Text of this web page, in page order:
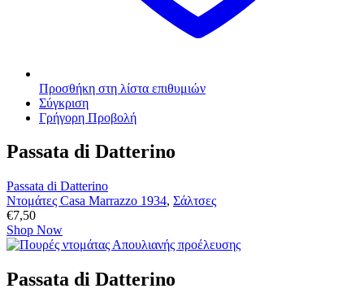
Προσθήκη στη λίστα επιθυμιών
Σύγκριση
Γρήγορη Προβολή
Passata di Datterino
Passata di Datterino
Ντομάτες Casa Marrazzo 1934, Σάλτσες
€7,50
Shop Now
Passata di Datterino